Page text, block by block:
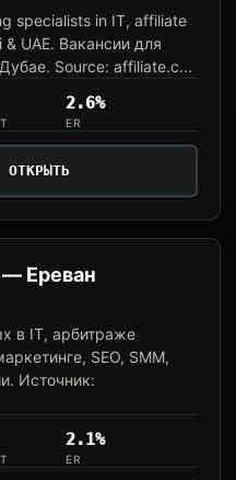
specialists in IT, affiliate
UAE. Вакансии для
Source: affiliate.c...
2.6%
ER
ОТКРЫТЬ
Ереван
в IT, арбитраже
SEO, SMM,
Источник:
2.1%
ER